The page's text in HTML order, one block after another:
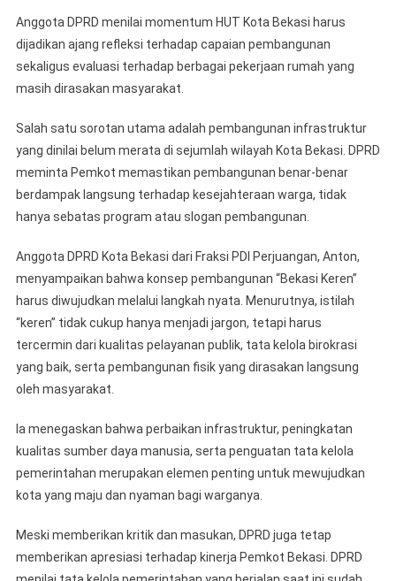
Anggota DPRD menilai momentum HUT Kota Bekasi harus
dijadikan ajang refleksi terhadap capaian pembangunan
sekaligus evaluasi terhadap berbagai pekerjaan rumah yang
masih dirasakan masyarakat.
Salah satu sorotan utama adalah pembangunan infrastruktur
yang dinilai belum merata di sejumlah wilayah Kota Bekasi. DPRD
meminta Pemkot memastikan pembangunan benar-benar
berdampak langsung terhadap kesejahteraan warga, tidak
hanya sebatas program atau slogan pembangunan.
Anggota DPRD Kota Bekasi dari Fraksi PDI Perjuangan, Anton,
menyampaikan bahwa konsep pembangunan “Bekasi Keren”
harus diwujudkan melalui langkah nyata. Menurutnya, istilah
“keren” tidak cukup hanya menjadi jargon, tetapi harus
tercermin dari kualitas pelayanan publik, tata kelola birokrasi
yang baik, serta pembangunan fisik yang dirasakan langsung
oleh masyarakat.
Ia menegaskan bahwa perbaikan infrastruktur, peningkatan
kualitas sumber daya manusia, serta penguatan tata kelola
pemerintahan merupakan elemen penting untuk mewujudkan
kota yang maju dan nyaman bagi warganya.
Meski memberikan kritik dan masukan, DPRD juga tetap
memberikan apresiasi terhadap kinerja Pemkot Bekasi. DPRD